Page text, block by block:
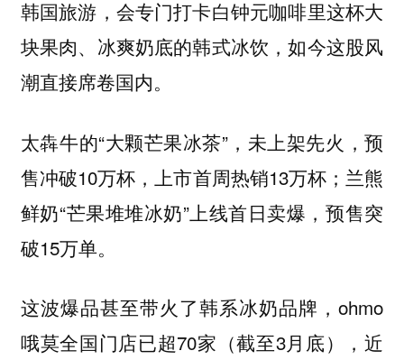
韩国旅游，会专门打卡白钟元咖啡里这杯大
块果肉、冰爽奶底的韩式冰饮，如今这股风
潮直接席卷国内。
太犇牛的“大颗芒果冰茶”，未上架先火，预
售冲破10万杯，上市首周热销13万杯；兰熊
鲜奶“芒果堆堆冰奶”上线首日卖爆，预售突
破15万单。
这波爆品甚至带火了韩系冰奶品牌 ，ohmo
哦莫全国门店已超70家（截至3月底），近